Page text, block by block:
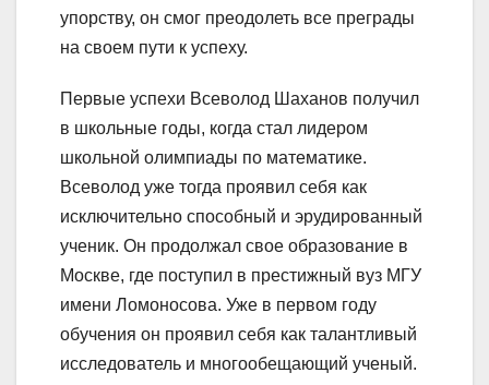
упорству, он смог преодолеть все преграды
на своем пути к успеху.
Первые успехи Всеволод Шаханов получил
в школьные годы, когда стал лидером
школьной олимпиады по математике.
Всеволод уже тогда проявил себя как
исключительно способный и эрудированный
ученик. Он продолжал свое образование в
Москве, где поступил в престижный вуз МГУ
имени Ломоносова. Уже в первом году
обучения он проявил себя как талантливый
исследователь и многообещающий ученый.